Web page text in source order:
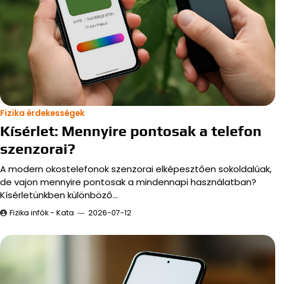
Fizika érdekességek
Kísérlet: Mennyire pontosak a telefon
szenzorai?
A modern okostelefonok szenzorai elképesztően sokoldalúak,
de vajon mennyire pontosak a mindennapi használatban?
Kísérletünkben különböző…
Fizika infók - Kata 2026-07-12